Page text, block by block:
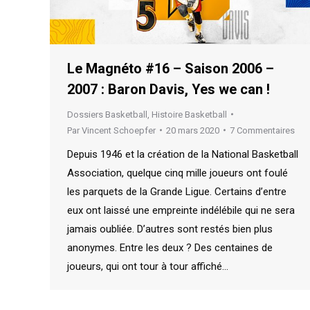
Le Magnéto #16 – Saison 2006 –
2007 : Baron Davis, Yes we can !
Dossiers Basketball Histoire Basketball
Par Vincent Schoepfer 20 mars 2020 7 Commentaires
Depuis 1946 et la création de la National Basketball
Association, quelque cinq mille joueurs ont foulé
les parquets de la Grande Ligue. Certains d’entre
eux ont laissé une empreinte indélébile qui ne sera
jamais oubliée. D’autres sont restés bien plus
anonymes. Entre les deux ? Des centaines de
joueurs, qui ont tour à tour affiché…